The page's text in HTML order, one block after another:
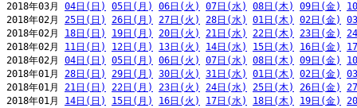
2018年03月 04日(日) 05日(月) 06日(火) 07日(水) 08日(木) 09日(金)
2018年02月 25日(日) 26日(月) 27日(火) 28日(水) 01日(木) 02日(金)
2018年02月 18日(日) 19日(月) 20日(火) 21日(水) 22日(木) 23日(金)
2018年02月 11日(日) 12日(月) 13日(火) 14日(水) 15日(木) 16日(金)
2018年02月 04日(日) 05日(月) 06日(火) 07日(水) 08日(木) 09日(金)
2018年01月 28日(日) 29日(月) 30日(火) 31日(水) 01日(木) 02日(金)
2018年01月 21日(日) 22日(月) 23日(火) 24日(水) 25日(木) 26日(金)
2018年01月 14日(日) 15日(月) 16日(火) 17日(水) 18日(木) 19日(金)